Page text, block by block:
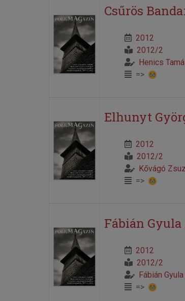
Csűrös
2012
2012/2
Henics
=>
Elhunyt
2012
2012/2
Kővágó
=>
Fábián Gyula
2012
2012/2
Fábián
=>